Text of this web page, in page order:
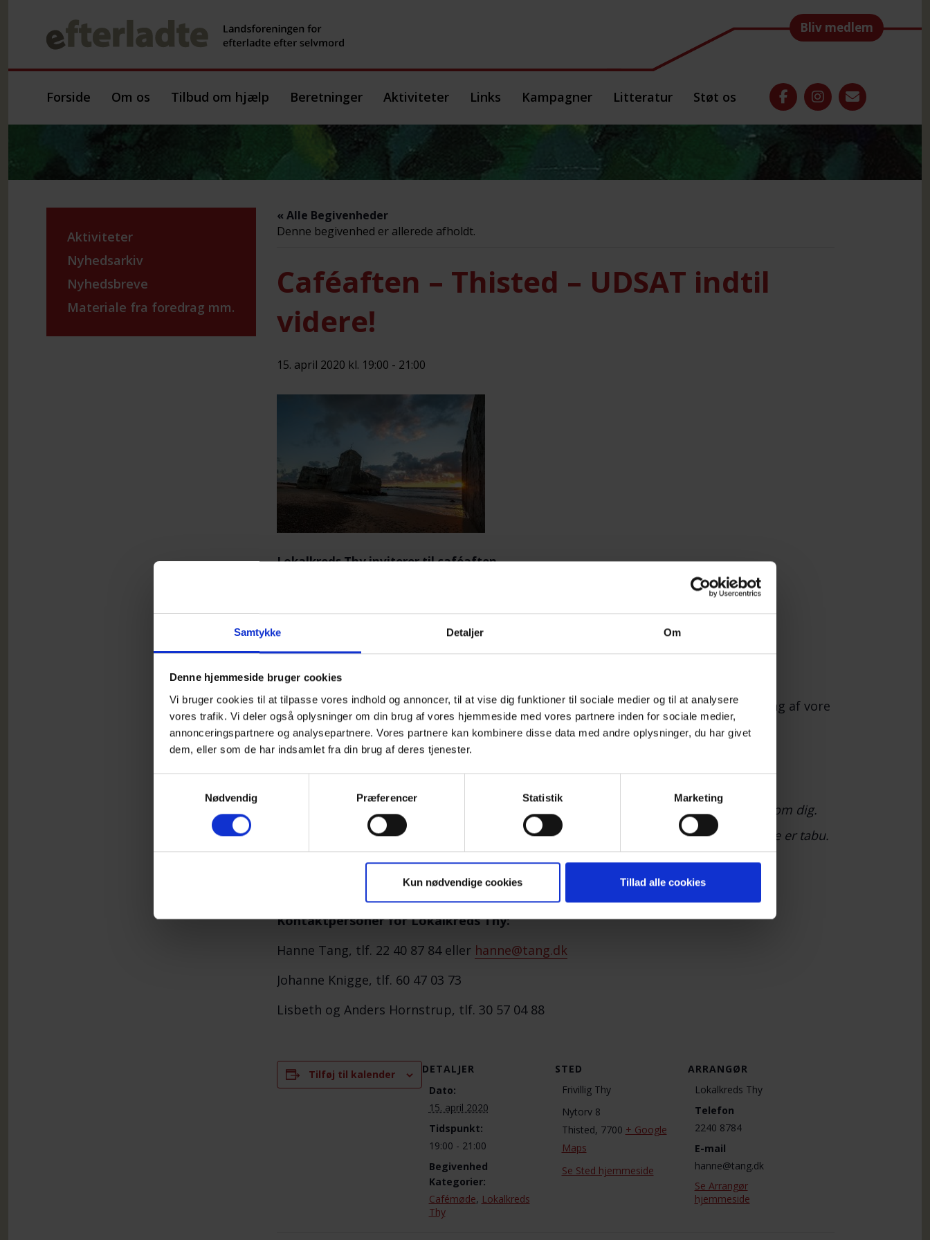
Samtykke Detaljer Om
Denne hjemmeside bruger cookies
Vi bruger cookies til at tilpasse vores indhold og annoncer, til at vise dig funktioner til sociale medier og til at analysere
vores trafik. Vi deler også oplysninger om din brug af vores hjemmeside med vores partnere inden for sociale medier,
annonceringspartnere og analysepartnere. Vores partnere kan kombinere disse data med andre oplysninger, du har givet
dem, eller som de har indsamlet fra din brug af deres tjenester.
Nødvendig
Præferencer Statistik Marketing
Kun nødvendige cookies Tillad alle cookies
Bliv medlem
Forside Om os Tilbud om hjælp Beretninger Aktiviteter Links Kampagner Litteratur Støt os
« Alle Begivenheder
Denne begivenhed er allerede afholdt.
Caféaften – Thisted – UDSAT indtil
videre!
15. april 2020 kl. 19:00 - 21:00
Lokalkreds Thy inviterer til caféaften
Aftenens program:Samtale og samvær.
Der serveres kaffe/the med kage og frugt.
Alle er velkomne!Deltagere i vore arrangementer betaler 30 kr., som delvis dækning af vore
udgifter.
Du får mulighed for at tale og dele erfaringer med andre i en lignende situation som dig.
Du får mulighed for et varmt, uformelt samvær i et fællesskab, hvor selvmord ikke er tabu.
Du er altid velkommen til at tage en ven med, hvis du har behov for det.
Kontaktpersoner for Lokalkreds Thy:
Hanne Tang, tlf. 22 40 87 84 eller hanne@tang.dk
Johanne Knigge, tlf. 60 47 03 73
Lisbeth og Anders Hornstrup, tlf. 30 57 04 88
Tilføj til kalender
DETALJER
Dato:
15. april 2020
Tidspunkt:
19:00 - 21:00
Begivenhed
Kategorier:
Cafémøde, Lokalkreds
Thy
STED
Frivillig Thy
Nytorv 8
Thisted, 7700 + Google
Maps
Se Sted hjemmeside
ARRANGØR
Lokalkreds Thy
Telefon
2240 8784
E-mail
hanne@tang.dk
Se Arrangør
hjemmeside
Aktiviteter
Nyhedsarkiv
Nyhedsbreve
Materiale fra foredrag mm.